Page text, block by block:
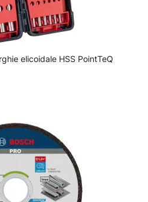
elicoidale HSS PointTeQ